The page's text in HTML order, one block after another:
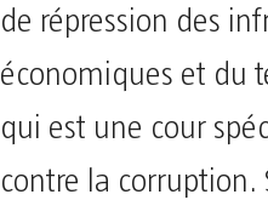
de répression des
économiques et du
qui est une cour
contre la corruption.